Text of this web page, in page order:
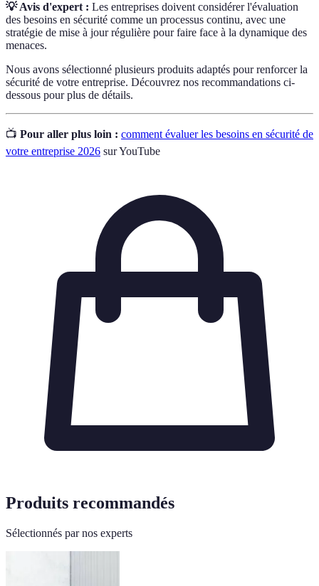
💡 Avis d'expert : Les entreprises doivent considérer l'évaluation
des besoins en sécurité comme un processus continu, avec une
stratégie de mise à jour régulière pour faire face à la dynamique des
menaces.
Nous avons sélectionné plusieurs produits adaptés pour renforcer la
sécurité de votre entreprise. Découvrez nos recommandations ci-
dessous pour plus de détails.
📺 Pour aller plus loin : comment évaluer les besoins en sécurité de
votre entreprise 2026 sur YouTube
Produits recommandés
Sélectionnés par nos experts